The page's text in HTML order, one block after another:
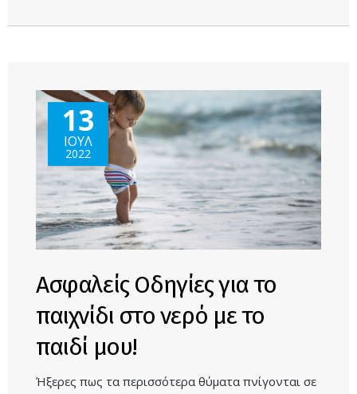
ΚΥΚΛΟ
ΕΛΛΑΔΑ ΚΑΙ
ΚΥΠΡΟ!
13
ΙΟΥΛ
2022
Ασφαλείς Οδηγίες για το
παιχνίδι στο νερό με το
παιδί μου!
Ήξερες πως τα περισσότερα θύματα πνίγονται σε